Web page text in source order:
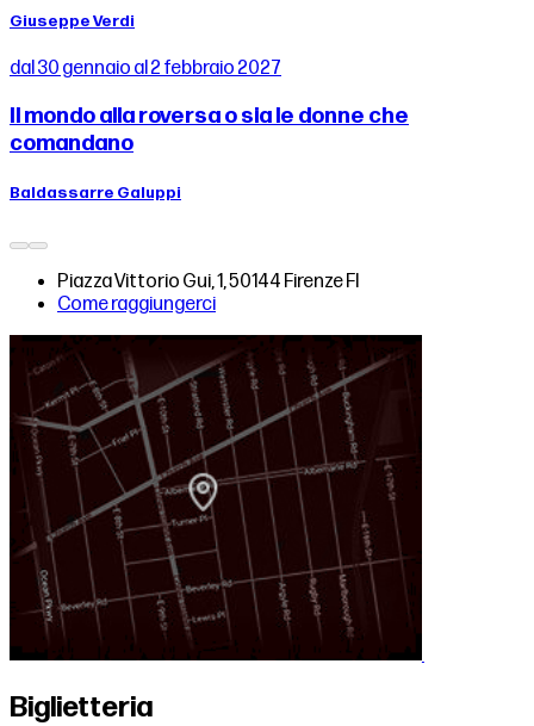
Giuseppe Verdi
dal 30 gennaio al 2 febbraio 2027
Il mondo alla roversa o sia le donne che
comandano
Baldassarre Galuppi
Piazza Vittorio Gui, 1, 50144 Firenze FI
Come raggiungerci
Biglietteria